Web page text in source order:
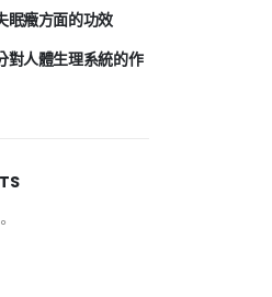
眠癥方面的功效
對人體生理系統的作